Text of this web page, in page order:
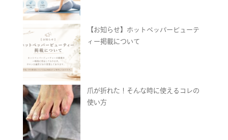
【お知らせ】ホットペッパービューテ
ィー掲載について
爪が折れた！そんな時に使えるコレの
使い方